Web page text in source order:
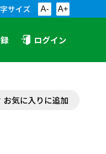
サイズ A- A+
ログイン
お気に入りに追加